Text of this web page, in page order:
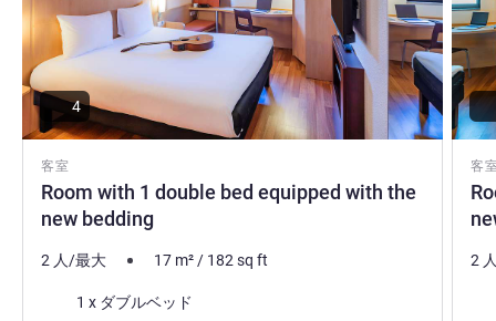
客室
Room with 1 double bed equipped with the
new bedding
4
2 人/最大 17 m²/ 182sq ft
1 x ダブルベッド
客
2